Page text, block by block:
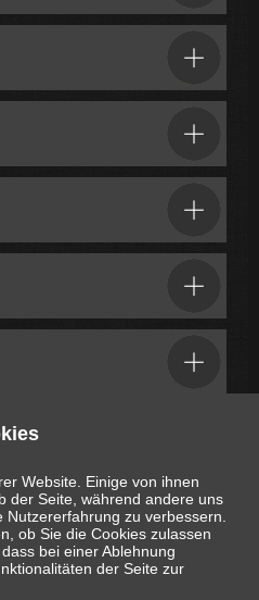
Website. Einige von ihnen
der Seite, während andere uns
Nutzererfahrung zu verbessern.
ob Sie die Cookies zulassen
bei einer Ablehnung
der Seite zur
2026 04:04:33Uhr